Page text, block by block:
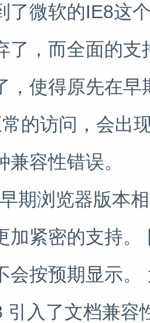
了微软的IE8这
了，而全面的
，使得原先在
的访问，会出
容性错误。
浏览器版本
加紧密的支持
会按预期显示
引入了文档兼容